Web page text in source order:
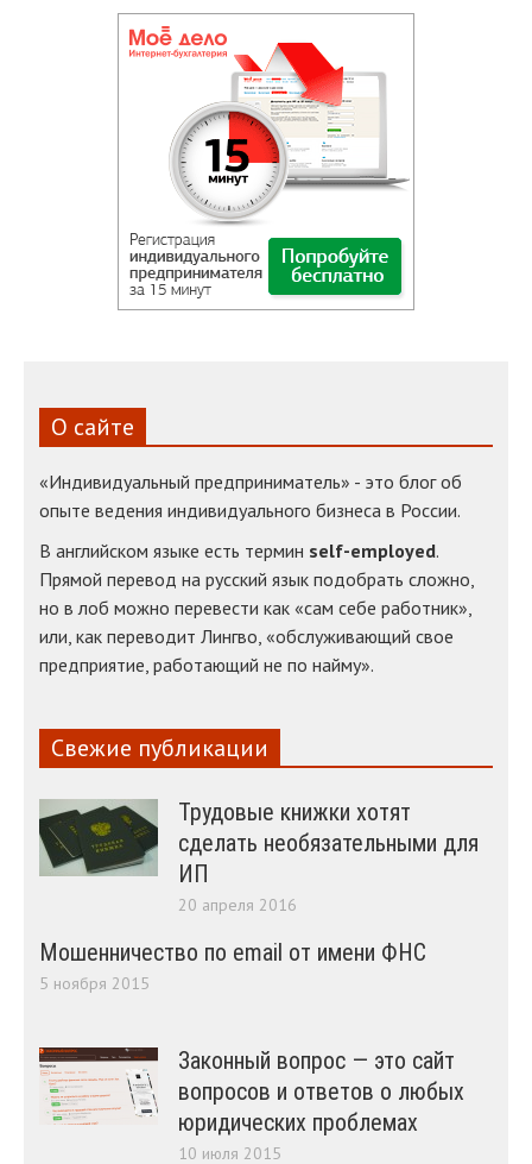
О сайте
«Индивидуальный предприниматель» - это блог об
опыте ведения индивидуального бизнеса в России.
В английском языке есть термин self-employed.
Прямой перевод на русский язык подобрать сложно,
но в лоб можно перевести как «сам себе работник»,
или, как переводит Лингво, «обслуживающий свое
предприятие, работающий не по найму».
Свежие публикации
Трудовые книжки хотят
сделать необязательными для
ИП
20 апреля 2016
Мошенничество по email от имени ФНС
5 ноября 2015
Законный вопрос — это сайт
вопросов и ответов о любых
юридических проблемах
10 июля 2015